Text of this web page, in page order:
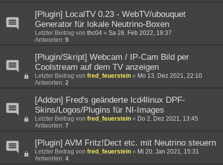
[Plugin] LocalTV 0.23 - WebTV/ubouquet
Generator für lokale Neutrino-Boxen
Letzter Beitrag von thc04 « Sa 26. Feb 2022, 19:37
Antworten: 9
[Plugin/Skript] Webcam / IP-Cam Bild per
Coolstream auf dem TV anzeigen
Letzter Beitrag von fred_feuerstein « Mo 13. Dez 2021, 22:10
Antworten: 2
[Addon] Fred's geänderte lcd4linux DPF-
Skins/Logos/Plugins für NI-Images
Letzter Beitrag von fred_feuerstein « Do 2. Dez 2021, 13:45
Antworten: 7
[Plugin] AVM Fritz!Dect etc. mit Neutrino steuern
Letzter Beitrag von fred_feuerstein « Mi 20. Jan 2021, 15:31
Antworten: 4